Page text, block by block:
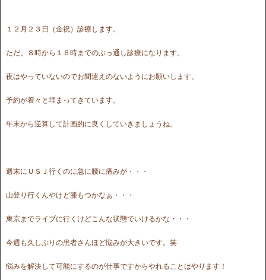
１２月２３日（金祝）診療します。
ただ、８時から１６時までのぶっ通し診療になります。
夜はやっていないのでお間違えのないようにお願いします。
予約が着々と埋まってきています。
年末から逆算して計画的に良くしていきましょうね。
週末にＵＳＪ行くのに急に腰に痛みが・・・
山登り行くんやけど膝もつかなぁ・・・
東京までライブに行くけどこんな状態でいけるかな・・・
今週も久しぶりの患者さんほど悩みが大きいです。笑
悩みを解決して可能にするのが仕事ですからやれることはやります！